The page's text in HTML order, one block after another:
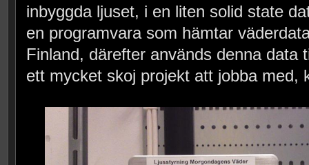
inbyggda ljuset, i en liten solid state
en programvara som hämtar
Finland, därefter används denna data
ett mycket skoj projekt att jobba med,